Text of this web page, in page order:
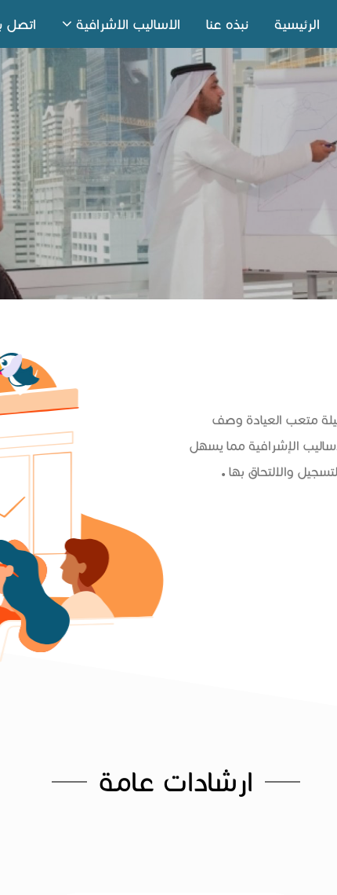
الرئيسية نبذه عنا الاساليب الاشرافية اتصل
متعب العيادة وصف
الإشرافية مما يسهل
والالتحاق بها .
ارشادات عامة